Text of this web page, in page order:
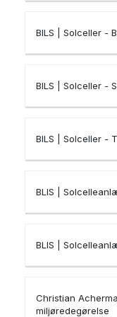
BILS | Solceller -
BILS | Solceller -
BILS | Solceller -
BLIS |
BLIS |
Christian
miljøredegørelse